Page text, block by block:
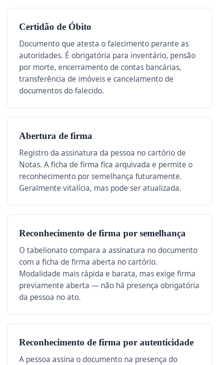
Certidão de Óbito
Documento que atesta o falecimento perante as
autoridades. É obrigatória para inventário, pensão
por morte, encerramento de contas bancárias,
transferência de imóveis e cancelamento de
documentos do falecido.
Abertura de firma
Registro da assinatura da pessoa no cartório de
Notas. A ficha de firma fica arquivada e permite o
reconhecimento por semelhança futuramente.
Geralmente vitalícia, mas pode ser atualizada.
Reconhecimento de firma por semelhança
O tabelionato compara a assinatura no documento
com a ficha de firma aberta no cartório.
Modalidade mais rápida e barata, mas exige firma
previamente aberta — não há presença obrigatória
da pessoa no ato.
Reconhecimento de firma por autenticidade
A pessoa assina o documento na presença do